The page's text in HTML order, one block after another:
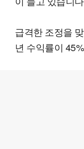
급격한 조정을
년 수익률이